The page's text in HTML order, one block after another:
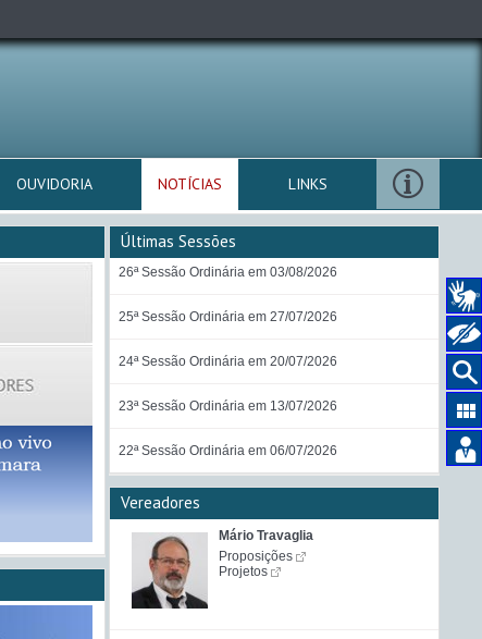
OUVIDORIA NOTÍCIAS LINKS
Últimas Sessões
26ª Sessão Ordinária em 03/08/2026
25ª Sessão Ordinária em 27/07/2026
24ª Sessão Ordinária em 20/07/2026
23ª Sessão Ordinária em 13/07/2026
22ª Sessão Ordinária em 06/07/2026
Vereadores
Mário Travaglia
Proposições
Projetos